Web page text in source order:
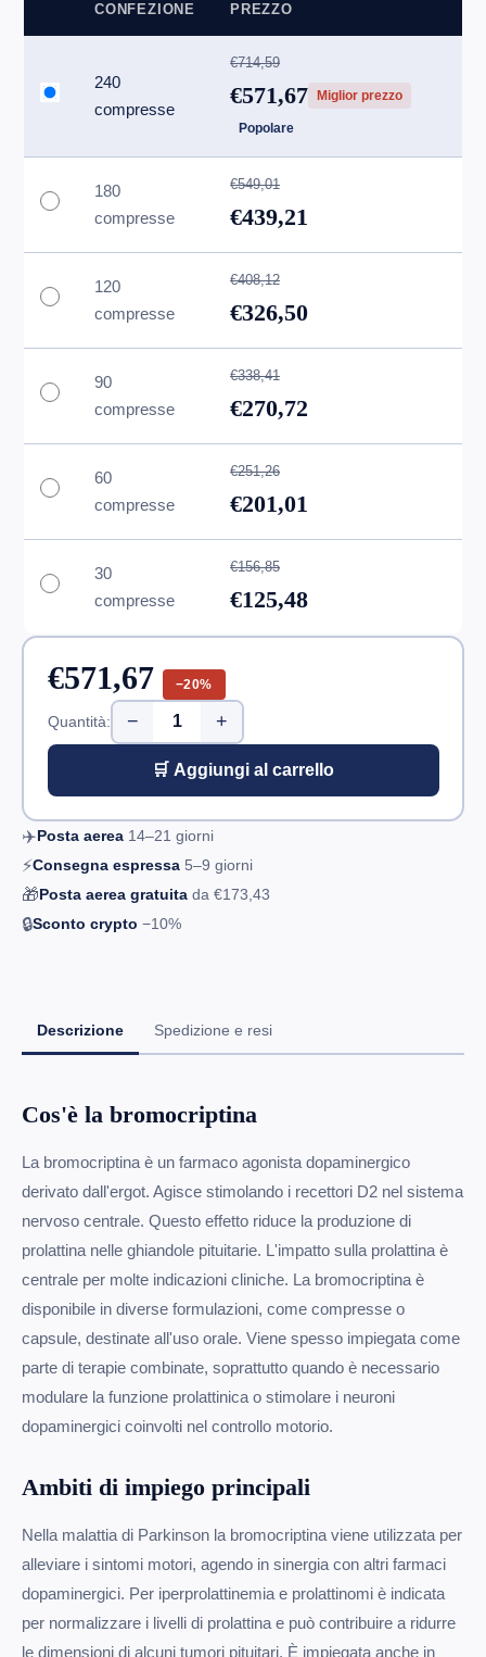
CONFEZIONE PREZZO
240
compresse
€714,59
€571,67 Miglior prezzo
Popolare
180
compresse
€549,01
€439,21
120
compresse
€408,12
€326,50
90
compresse
€338,41
€270,72
60
compresse
€251,26
€201,01
30
compresse
€156,85
€125,48
€571,67 −20%
Quantità: − +
🛒 Aggiungi al carrello
✈️Posta aerea 14–21 giorni
⚡Consegna espressa 5–9 giorni
🎁Posta aerea gratuita da €173,43
🔒Sconto crypto −10%
Descrizione Spedizione e resi
Cos'è la bromocriptina
La bromocriptina è un farmaco agonista dopaminergico
derivato dall'ergot. Agisce stimolando i recettori D2 nel sistema
nervoso centrale. Questo effetto riduce la produzione di
prolattina nelle ghiandole pituitarie. L'impatto sulla prolattina è
centrale per molte indicazioni cliniche. La bromocriptina è
disponibile in diverse formulazioni, come compresse o
capsule, destinate all'uso orale. Viene spesso impiegata come
parte di terapie combinate, soprattutto quando è necessario
modulare la funzione prolattinica o stimolare i neuroni
dopaminergici coinvolti nel controllo motorio.
Ambiti di impiego principali
Nella malattia di Parkinson la bromocriptina viene utilizzata per
alleviare i sintomi motori, agendo in sinergia con altri farmaci
dopaminergici. Per iperprolattinemia e prolattinomi è indicata
per normalizzare i livelli di prolattina e può contribuire a ridurre
le dimensioni di alcuni tumori pituitari. È impiegata anche in